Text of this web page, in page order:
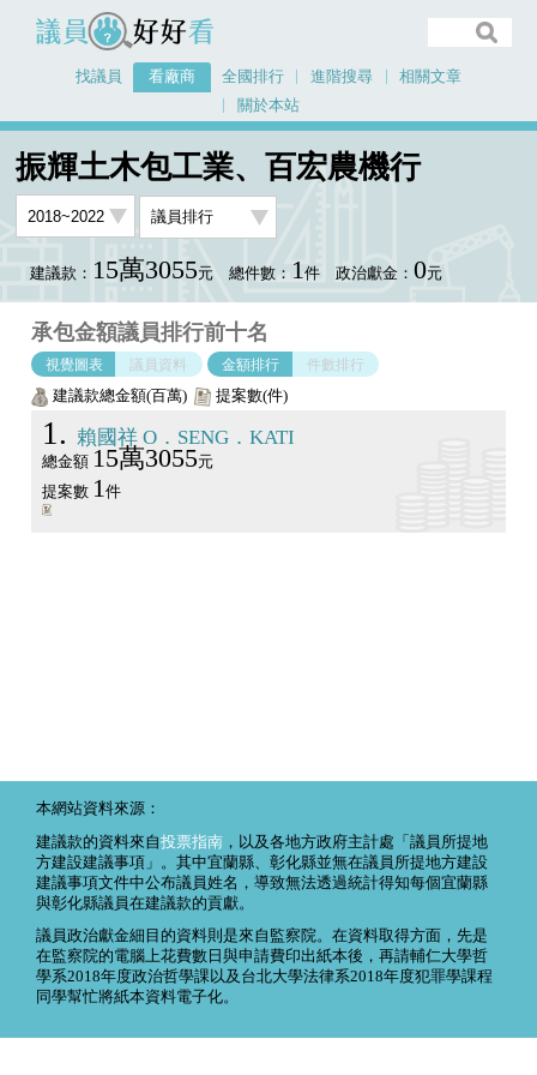
議員好好看
找議員 看廠商 全國排行 進階搜尋
相關文章
關於本站
振輝土木包工業、百宏農機行
建議款： 15萬3055元 總件數： 1件 政治獻金： 0元
承包金額議員排行前十名
視覺圖表 議員資料 金額排行 件數排行
建議款總金額(百萬) 提案數(件)
1 賴國祥 O．SENG．KATI
總金額 15萬3055元
提案數 1件
本網站資料來源：
建議款的資料來自投票指南 ，以及各地方政府主計處「議員所提地
方建設建議事項」。其中宜蘭縣、彰化縣並無在議員所提地方建設
建議事項文件中公布議員姓名，導致無法透過統計得知每個宜蘭縣
與彰化縣議員在建議款的貢獻。
議員政治獻金細目的資料則是來自監察院。在資料取得方面，先是
在監察院的電腦上花費數日與申請費印出紙本後，再請輔仁大學哲
學系2018年度政治哲學課以及台北大學法律系2018年度犯罪學課程
同學幫忙將紙本資料電子化。